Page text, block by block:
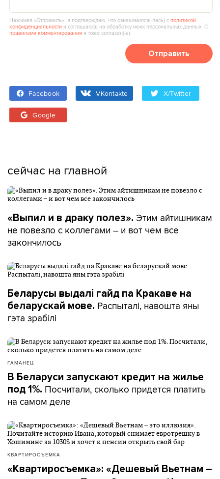
Нажимая «Отправить», я подтверждаю, что ознакомился(‑лась) сполитикой
конфиденциальности и соглашаюсь на обработку моих персональных данных. С
правилами комментирования я тоже согласен(‑а).
Отправить
Facebook VKontakte X/Twitter
Google
сейчас на главной
«Выпил и в драку полез». Этим айтишникам
не повезло с коллегами – и вот чем все
закончилось
Беларусы выдалі гайд па Кракаве на
беларускай мове. Распыталі, навошта яны
гэта зрабілі
ГАМАНЕЦ
В Беларуси запускают кредит на жилье
под 1%. Посчитали, сколько придется платить
на самом деле
КВАРТИРОСЪЕМКА
«Квартиросъемка»: «Дешевый Вьетнам –